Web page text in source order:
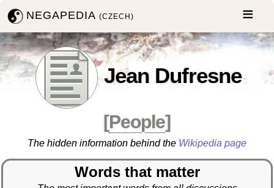
NEGAPEDIA(CZECH)
Jean Dufresne
[People]
The hidden information behind the Wikipedia page
Words that matter